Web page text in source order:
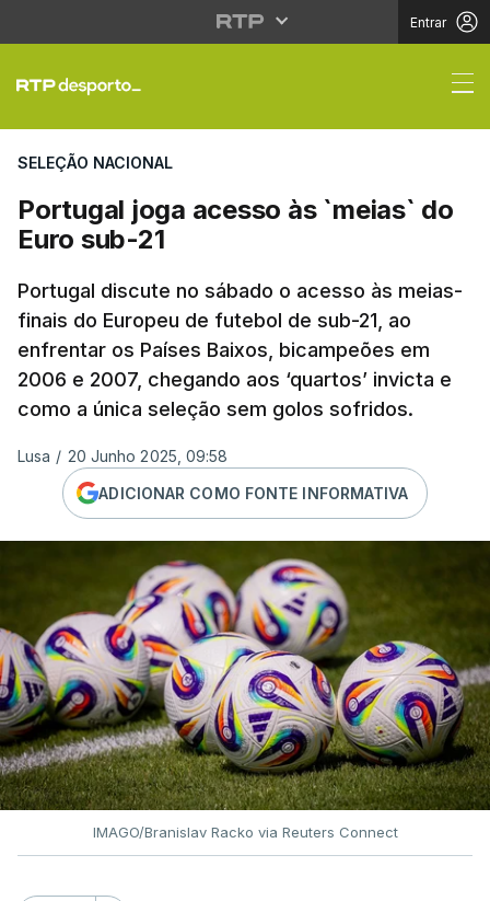
Entrar
Portugal joga acesso
SELEÇÃO NACIONAL
Portugal joga acesso às `meias` do
Euro sub-21
Portugal discute no sábado o acesso às meias-
finais do Europeu de futebol de sub-21, ao
enfrentar os Países Baixos, bicampeões em
2006 e 2007, chegando aos ‘quartos’ invicta e
como a única seleção sem golos sofridos.
Lusa / 20 Junho 2025, 09:58
ADICIONAR COMO FONTE INFORMATIVA
IMAGO/Branislav Racko via Reuters Connect